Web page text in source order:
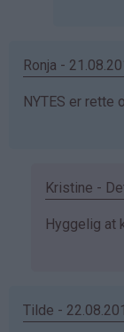
13
XD
Ronja -
NYTES er rette
Kristine -
Som
Ronja
Hyggelig at
Tilde -